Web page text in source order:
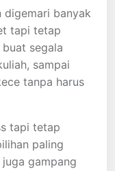
digemari banyak
tapi tetap
segala
sampai
tanpa harus
tapi tetap
paling
gampang